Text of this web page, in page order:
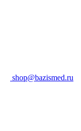
shop@bazismed.ru